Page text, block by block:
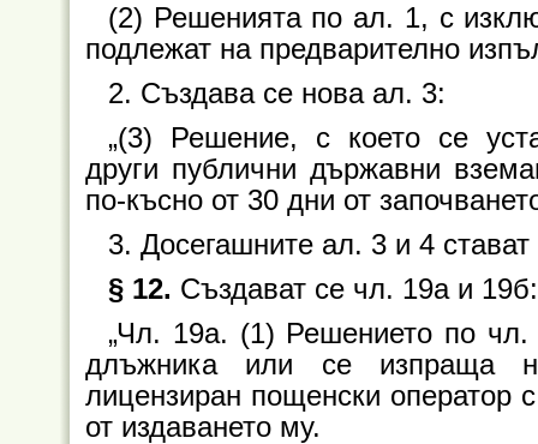
(2) Решенията по ал. 1, с
подлежат на предварително
2. Създава се нова ал. 3:
„(3) Решение, с което се
други публични държавни
по-късно от 30 дни от
3. Досегашните ал. 3 и 4
§ 12. Създават се чл. 19а и 19б:
„Чл. 19а. (1) Решението по
длъжника или се изпраща
лицензиран пощенски оператор
от издаването му.